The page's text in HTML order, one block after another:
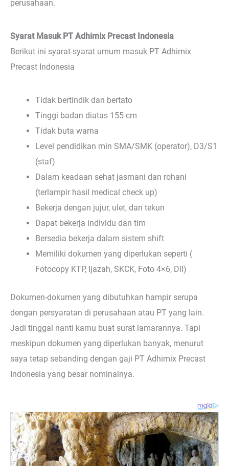
perusahaan.
Syarat Masuk PT Adhimix Precast Indonesia
Berikut ini syarat-syarat umum masuk PT Adhimix
Precast Indonesia
Tidak bertindik dan bertato
Tinggi badan diatas 155 cm
Tidak buta warna
Level pendidikan min SMA/SMK (operator), D3/S1
(staf)
Dalam keadaan sehat jasmani dan rohani
(terlampir hasil medical check up)
Bekerja dengan jujur, ulet, dan tekun
Dapat bekerja individu dan tim
Bersedia bekerja dalam sistem shift
Memiliki dokumen yang diperlukan seperti (
Fotocopy KTP, Ijazah, SKCK, Foto 4×6, Dll)
Dokumen-dokumen yang dibutuhkan hampir serupa
dengan persyaratan di perusahaan atau PT yang lain.
Jadi tinggal nanti kamu buat surat lamarannya. Tapi
meskipun dokumen yang diperlukan banyak, menurut
saya tetap sebanding dengan gaji PT Adhimix Precast
Indonesia yang besar nominalnya.